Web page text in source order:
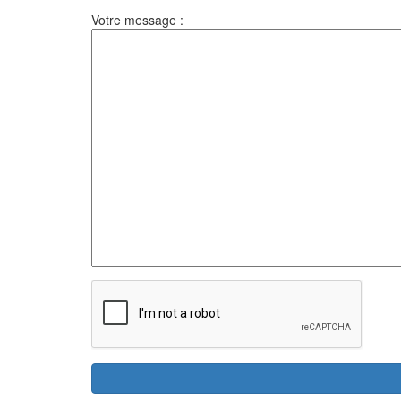
Votre message :